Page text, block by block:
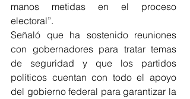
manos metidas en el proceso
electoral”.
Señaló que ha sostenido reuniones
con gobernadores para tratar temas
de seguridad y que los partidos
políticos cuentan con todo el apoyo
del gobierno federal para garantizar la